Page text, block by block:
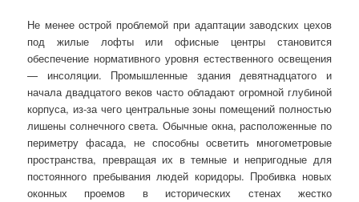
Не менее острой проблемой при адаптации заводских цехов
под жилые лофты или офисные центры становится
обеспечение нормативного уровня естественного освещения
— инсоляции. Промышленные здания девятнадцатого и
начала двадцатого веков часто обладают огромной глубиной
корпуса, из-за чего центральные зоны помещений полностью
лишены солнечного света. Обычные окна, расположенные по
периметру фасада, не способны осветить многометровые
пространства, превращая их в темные и непригодные для
постоянного пребывания людей коридоры. Пробивка новых
оконных проемов в исторических стенах жестко